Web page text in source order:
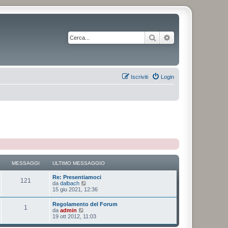
Cerca
Login
Iscriviti
MESSAGGI ULTIMO MESSAGGIO
121
Re: Presentiamoci
da dalbach
e
u
l
t
i
15 giu 2021, 12:36
1
Regolamento del Forum
da admin
e
19 ott 2012, 11:03